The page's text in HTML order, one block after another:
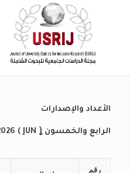
الأعداد والإصدارات
الرابع والخمسون (ٍ JUN ) 2026
رقم